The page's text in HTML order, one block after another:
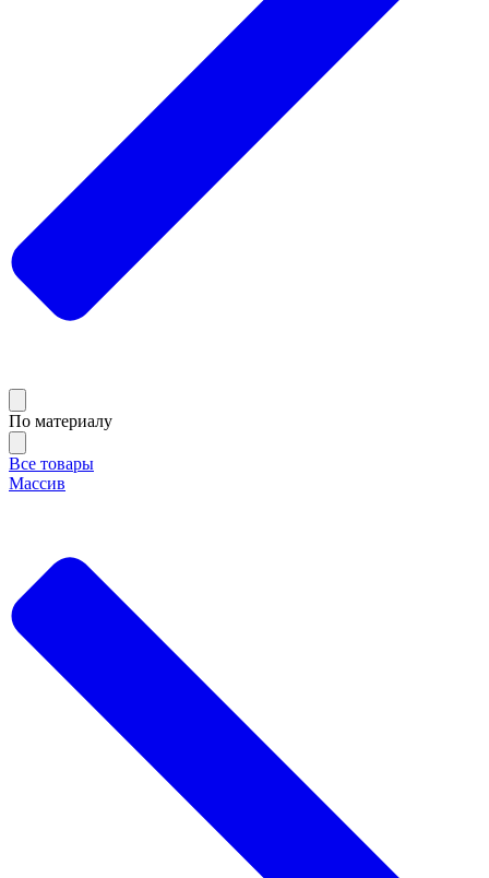
По материалу
Все товары
Массив